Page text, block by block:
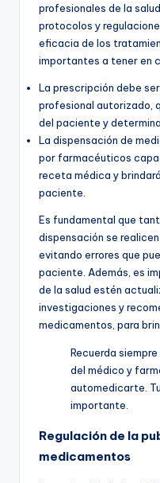
profesionales de la
protocolos y
eficacia de los
importantes a tener en
La prescripción debe
profesional autorizado,
del paciente y
La dispensación de
por farmacéuticos
receta médica y
paciente.
Es fundamental que
dispensación se
evitando errores que
paciente. Además, es
de la salud estén
investigaciones y
medicamentos, para
Recuerda
del médico y
automedicarte.
importante.
Regulación de la
medicamentos